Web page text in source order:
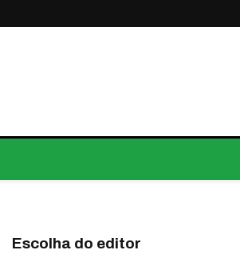
Escolha do editor